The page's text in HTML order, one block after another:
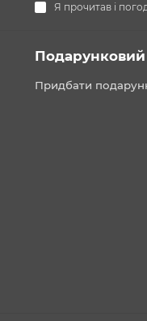
Я прочитав і
Подарунковий
Придбати